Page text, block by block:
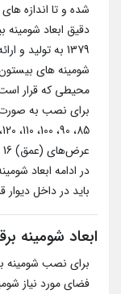
دقیق ابعاد
1379 به
شومینه های
محیطی که قرار
برای نصب به صورت
در ادامه ابعاد
باید در داخل
ابعاد شومینه
برای نصب شومینه
فضای مورد نیاز